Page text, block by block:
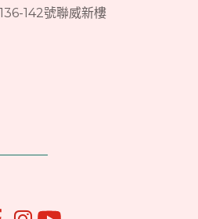
142號聯威新樓